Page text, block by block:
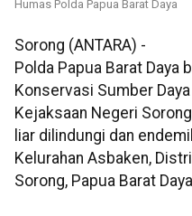
Humas Polda Papua Barat Daya
Sorong (ANTARA) -
Polda Papua Barat Daya
Konservasi Sumber
Kejaksaan Negeri
liar dilindungi dan
Kelurahan Asbaken,
Sorong, Papua Barat